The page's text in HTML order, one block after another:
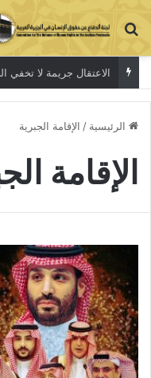
بحث عن
الاعتقال جريمة لا تخفي
الرئيسية / الإقامة الجبرية
الإقامة